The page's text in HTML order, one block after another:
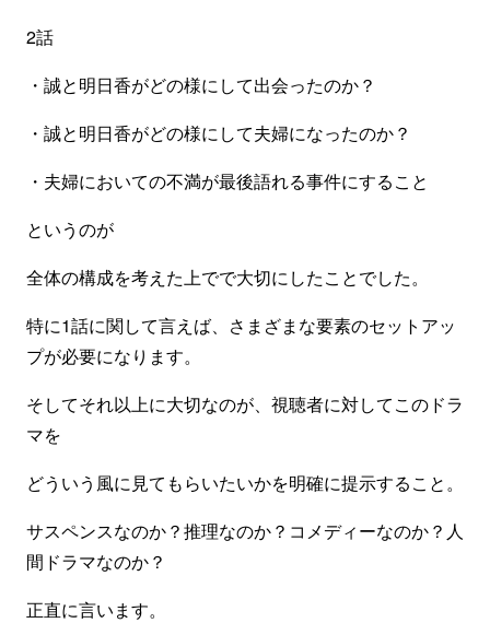
2話
・誠と明日香がどの様にして出会ったのか？
・誠と明日香がどの様にして夫婦になったのか？
・夫婦においての不満が最後語れる事件にすること
というのが
全体の構成を考えた上でで大切にしたことでした。
特に1話に関して言えば、さまざまな要素のセットアッ
プが必要になります。
そしてそれ以上に大切なのが、視聴者に対してこのドラ
マを
どういう風に見てもらいたいかを明確に提示すること。
サスペンスなのか？推理なのか？コメディーなのか？人
間ドラマなのか？
正直に言います。